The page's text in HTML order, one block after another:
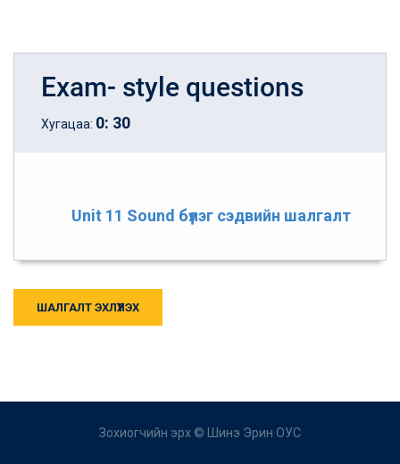
Exam- style questions
Хугацаа: 0: 30
Unit 11 Sound бүлэг сэдвийн шалгалт
ШАЛГАЛТ ЭХЛҮҮЛЭХ
Зохиогчийн эрх © Шинэ Эрин ОУС